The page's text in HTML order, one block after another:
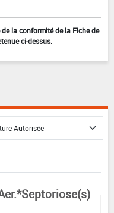
la conformité de la Fiche de
ci-dessus.